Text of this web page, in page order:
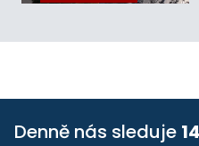
Denně nás sleduje